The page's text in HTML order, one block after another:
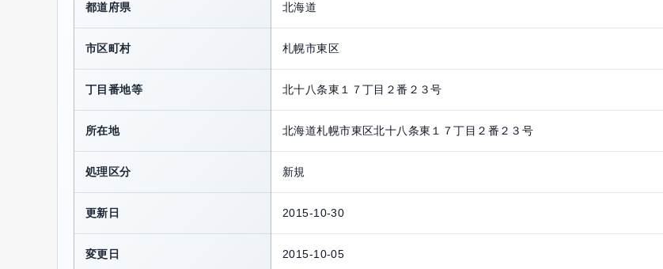
都道府県 北海道
市区町村 札幌市東区
丁目番地等 北十八条東１７丁目２番２３号
所在地 北海道札幌市東区北十八条東１７丁目２番２３号
処理区分 新規
更新日 2015-10-30
変更日 2015-10-05